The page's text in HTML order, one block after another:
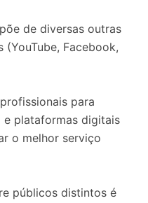
de diversas outras
(YouTube, Facebook,
para
e plataformas digitais
o melhor serviço
públicos distintos é